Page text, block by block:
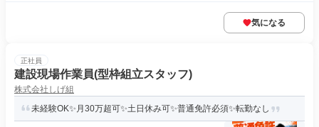
気になる
正社員
建設現場作業員(型枠組立スタッフ)
株式会社しげ組
未経験OK✨月30万超可✨土日休み可✨普通免許必須✨転勤なし